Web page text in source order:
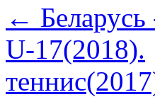
← Беларусь
U-17(2018).